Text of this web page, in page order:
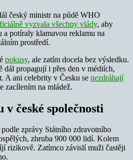
český ministr na půdě WHO
vyzvala všechny vlády, aby
a potíraly klamavou reklamu na
prostředí.
pokusy, ale zatím docela bez výsledku.
dál propagují i přes den v médiích,
A ani celebrity v Česku se nezdráhají
zacílením na mládež.
české společnosti
zprávy Státního zdravotního
zhruba 900 000 lidí. Kolem
rizikově. Zatímco závislí muži častěji